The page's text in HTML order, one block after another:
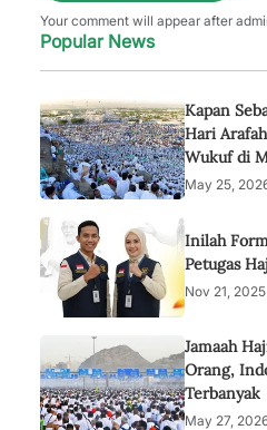
Your comment will appear after
Popular News
Kapan
Hari
Wukuf di
May 25,
Inilah
Petugas
Nov 21, 2025
Jamaah
Orang,
Terbanyak
May 27,